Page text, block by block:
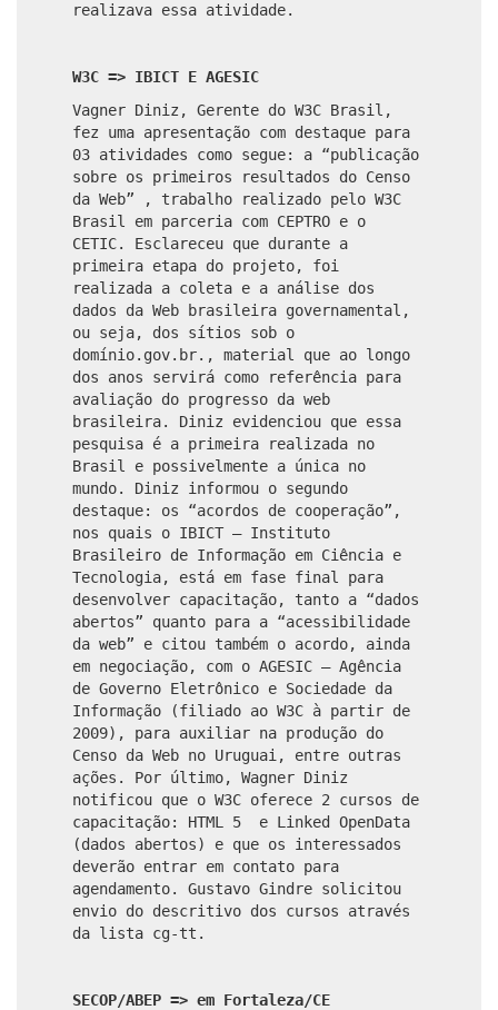
realizava essa atividade.
W3C => IBICT E AGESIC
Vagner Diniz, Gerente do W3C Brasil,
fez uma apresentação com destaque para
03 atividades como segue: a “publicação
sobre os primeiros resultados do Censo
da Web” , trabalho realizado pelo W3C
Brasil em parceria com CEPTRO e o
CETIC. Esclareceu que durante a
primeira etapa do projeto, foi
realizada a coleta e a análise dos
dados da Web brasileira governamental,
ou seja, dos sítios sob o
domínio.gov.br., material que ao longo
dos anos servirá como referência para
avaliação do progresso da web
brasileira. Diniz evidenciou que essa
pesquisa é a primeira realizada no
Brasil e possivelmente a única no
mundo. Diniz informou o segundo
destaque: os “acordos de cooperação”,
nos quais o IBICT – Instituto
Brasileiro de Informação em Ciência e
Tecnologia, está em fase final para
desenvolver capacitação, tanto a “dados
abertos” quanto para a “acessibilidade
da web” e citou também o acordo, ainda
em negociação, com o AGESIC – Agência
de Governo Eletrônico e Sociedade da
Informação (filiado ao W3C à partir de
2009), para auxiliar na produção do
Censo da Web no Uruguai, entre outras
ações. Por último, Wagner Diniz
notificou que o W3C oferece 2 cursos de
capacitação: HTML 5 e Linked OpenData
(dados abertos) e que os interessados
deverão entrar em contato para
agendamento. Gustavo Gindre solicitou
envio do descritivo dos cursos através
da lista cg-tt.
SECOP/ABEP => em Fortaleza/CE